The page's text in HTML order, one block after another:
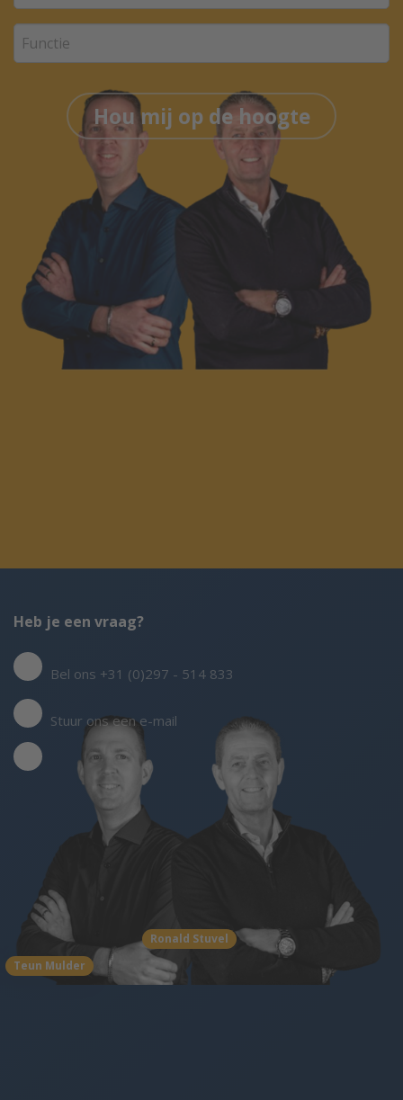
Hou mij op de hoogte
Teun Mulder
Ronald Stuvel
Heb je een vraag?
Bel ons +31 (0)297 - 514 833
Stuur ons een e-mail